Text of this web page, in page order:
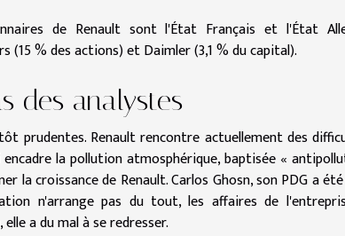
de Renault sont l'État Français et l'État
% des actions) et Daimler (3,1 % du capital).
des analystes
prudentes. Renault rencontre actuellement des
la pollution atmosphérique, baptisée «
la croissance de Renault. Carlos Ghosn, son PDG a
n'arrange pas du tout, les affaires de
a du mal à se redresser.